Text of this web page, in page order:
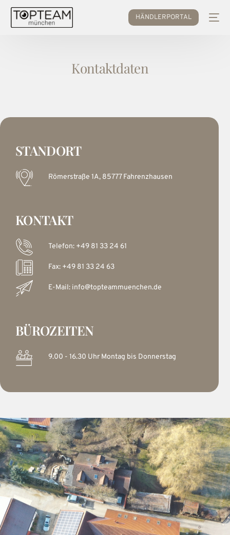
HÄNDLERPORTAL
Kontaktdaten
STANDORT
Römerstraße 1A, 85777 Fahrenzhausen
KONTAKT
Telefon: +49 81 33 24 61
Fax: +49 81 33 24 63
E-Mail: info@topteammuenchen.de
BÜROZEITEN
9.00 - 16.30 Uhr Montag bis Donnerstag